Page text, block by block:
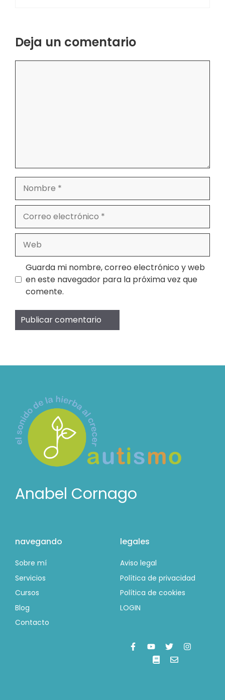
Deja un comentario
Nombre
electrónico
Guarda mi nombre, correo electrónico y web
en este navegador para la próxima vez que
comente.
Anabel Cornago
navegando
Sobre mí
Servicios
Cursos
Blog
Contacto
legales
Aviso legal
Política de privacidad
Política de cookies
LOGIN